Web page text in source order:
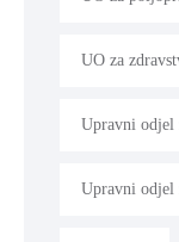
UO za
Upravni odjel
Upravni odjel